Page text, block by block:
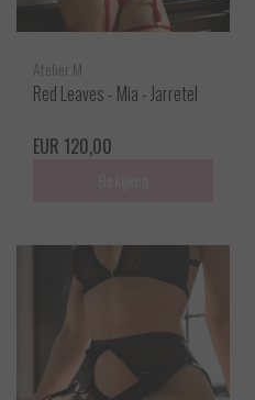
Atelier M
Red Leaves - Mia - Jarretel
EUR 120,00